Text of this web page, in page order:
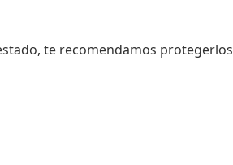
te recomendamos protegerlos